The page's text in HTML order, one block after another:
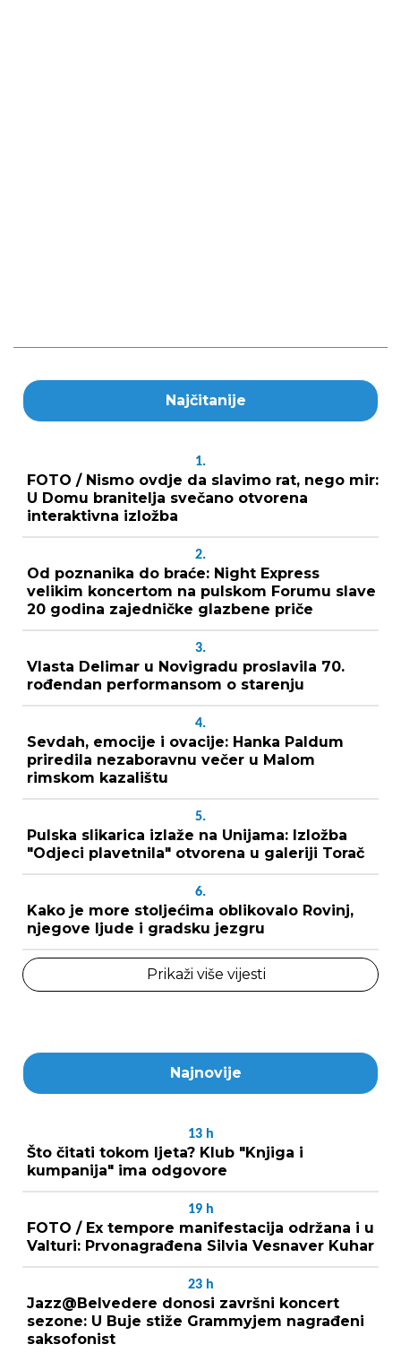
Najčitanije
1.
FOTO / Nismo ovdje da slavimo rat, nego mir:
U Domu branitelja svečano otvorena
interaktivna izložba
2.
Od poznanika do braće: Night Express
velikim koncertom na pulskom Forumu slave
20 godina zajedničke glazbene priče
3.
Vlasta Delimar u Novigradu proslavila 70.
rođendan performansom o starenju
4.
Sevdah, emocije i ovacije: Hanka Paldum
priredila nezaboravnu večer u Malom
rimskom kazalištu
5.
Pulska slikarica izlaže na Unijama: Izložba
"Odjeci plavetnila" otvorena u galeriji Torač
6.
Kako je more stoljećima oblikovalo Rovinj,
njegove ljude i gradsku jezgru
Prikaži više vijesti
Najnovije
13 h
Što čitati tokom ljeta? Klub "Knjiga i
kumpanija" ima odgovore
19 h
FOTO / Ex tempore manifestacija održana i u
Valturi: Prvonagrađena Silvia Vesnaver Kuhar
23 h
Jazz@Belvedere donosi završni koncert
sezone: U Buje stiže Grammyjem nagrađeni
saksofonist